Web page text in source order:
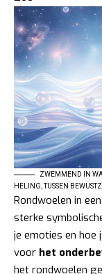
ZWEMMEND IN
HELING, TUSSEN
Rondwoelen in
sterke
je emoties en
voor het
het rondwoelen